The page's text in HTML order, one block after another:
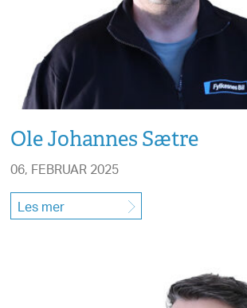
Ole Johannes Sætre
06, FEBRUAR 2025
Les mer